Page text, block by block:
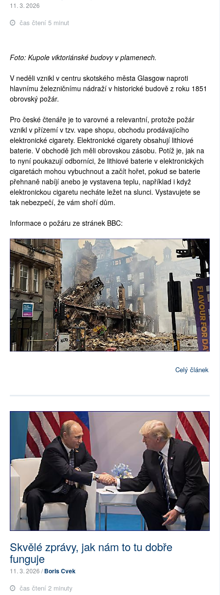
11. 3. 2026
čas čtení 5 minut
Foto: Kupole viktoriánské budovy v plamenech.
V neděli vznikl v centru skotského města Glasgow naproti
hlavnímu železničnímu nádraží v historické budově z roku 1851
obrovský požár.
Pro české čtenáře je to varovné a relevantní, protože požár
vznikl v přízemí v tzv. vape shopu, obchodu prodávajícího
elektronické cigarety. Elektronické cigarety obsahují lithiové
baterie. V obchodě jich měli obrovskou zásobu. Potíž je, jak na
to nyní poukazují odborníci, že lithiové baterie v elektronických
cigaretách mohou vybuchnout a začít hořet, pokud se baterie
přehnaně nabíjí anebo je vystavena teplu, například i když
elektronickou cigaretu necháte ležet na slunci. Vystavujete se
tak nebezpečí, že vám shoří dům.
Informace o požáru ze stránek BBC:
Celý článek
Skvělé zprávy, jak nám to tu dobře
funguje
11. 3. 2026 /Boris Cvek
čas čtení 2 minuty